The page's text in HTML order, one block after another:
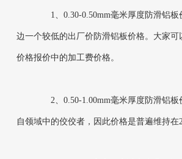
1、0.30-0.50mm毫米厚度防滑铝板
边一个较低的出厂价防滑铝板价格。大家
价格报价中的加工费价格。
2、0.50-1.00mm毫米厚度防滑铝板
自领域中的佼佼者，因此价格是普遍维持